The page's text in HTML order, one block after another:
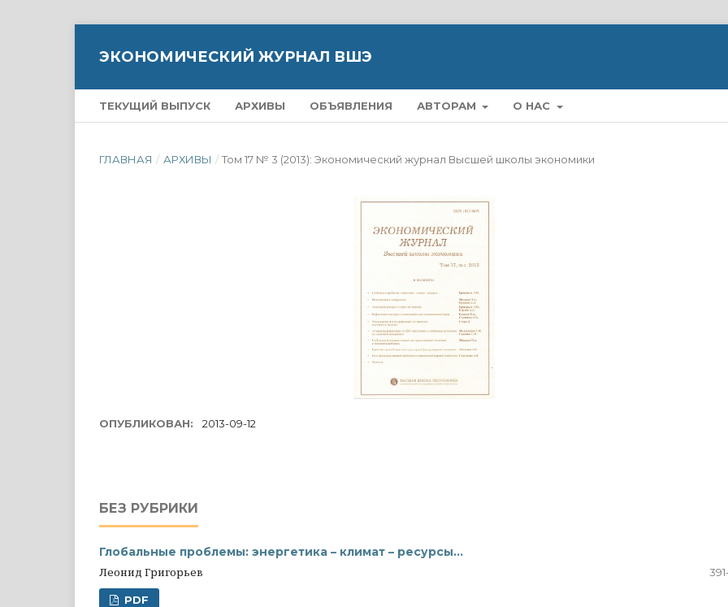
ЭКОНОМИЧЕСКИЙ ЖУРНАЛ ВШЭ
ТЕКУЩИЙ ВЫПУСК АРХИВЫ ОБЪЯВЛЕНИЯ АВТОРАМ О НАС
ГЛАВНАЯ / АРХИВЫ / Том 17 № 3 (2013): Экономический журнал Высшей школы экономики
ОПУБЛИКОВАН: 2013-09-12
БЕЗ РУБРИКИ
Глобальные проблемы: энергетика – климат – ресурсы…
Леонид Григорьев
PDF